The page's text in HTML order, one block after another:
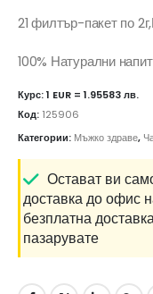
21 филтър-пакет по
100% Натурални
Курс: 1 EUR = 1.95583 лв.
Код: 125906
Категории: Мъжко здраве,
Остават ви
доставка до офис
безплатна
пазарувате